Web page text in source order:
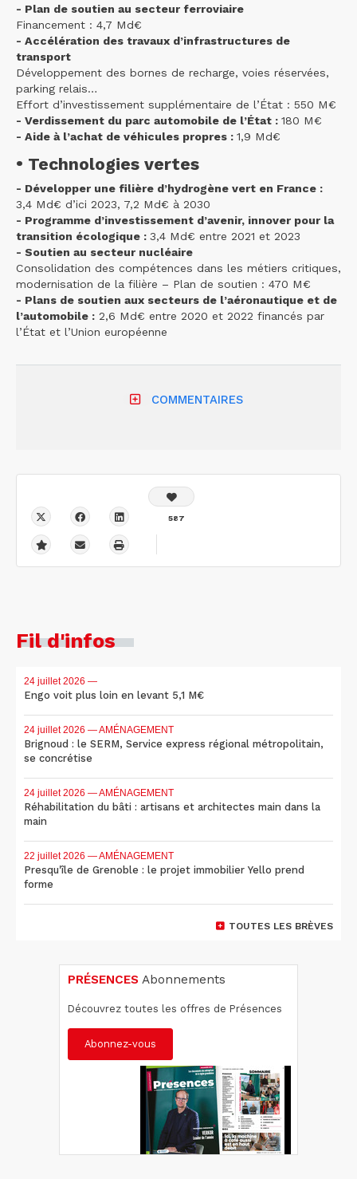
- Plan de soutien au secteur ferroviaire
Financement : 4,7 Md€
- Accélération des travaux d’infrastructures de
transport
Développement des bornes de recharge, voies réservées,
parking relais…
Effort d’investissement supplémentaire de l’État : 550 M€
- Verdissement du parc automobile de l’État : 180 M€
- Aide à l’achat de véhicules propres : 1,9 Md€
• Technologies vertes
- Développer une filière d’hydrogène vert en France :
3,4 Md€ d’ici 2023, 7,2 Md€ à 2030
- Programme d’investissement d’avenir, innover pour la
transition écologique : 3,4 Md€ entre 2021 et 2023
- Soutien au secteur nucléaire
Consolidation des compétences dans les métiers critiques,
modernisation de la filière – Plan de soutien : 470 M€
- Plans de soutien aux secteurs de l’aéronautique et de
l’automobile : 2,6 Md€ entre 2020 et 2022 financés par
l’État et l’Union européenne
COMMENTAIRES
587
Fil d'infos
24 juillet 2026 —
Engo voit plus loin en levant 5,1 M€
24 juillet 2026 — AMÉNAGEMENT
Brignoud : le SERM, Service express régional métropolitain,
se concrétise
24 juillet 2026 — AMÉNAGEMENT
Réhabilitation du bâti : artisans et architectes main dans la
main
22 juillet 2026 — AMÉNAGEMENT
Presqu'île de Grenoble : le projet immobilier Yello prend
forme
TOUTES LES BRÈVES
PRÉSENCES Abonnements
Découvrez toutes les offres de Présences
Abonnez-vous